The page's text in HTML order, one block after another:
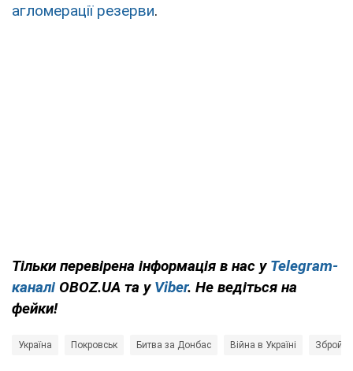
агломерації резерви.
Тільки перевірена інформація в нас у Telegram-
каналі OBOZ.UA та у Viber. Не ведіться на
фейки!
Україна Покровськ Битва за Донбас Війна в Україні